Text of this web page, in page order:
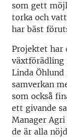
som gett
torka och
har bäst
Projektet har
växtförädling
Linda
samverkan
som också
ett givande
Manager
de är alla